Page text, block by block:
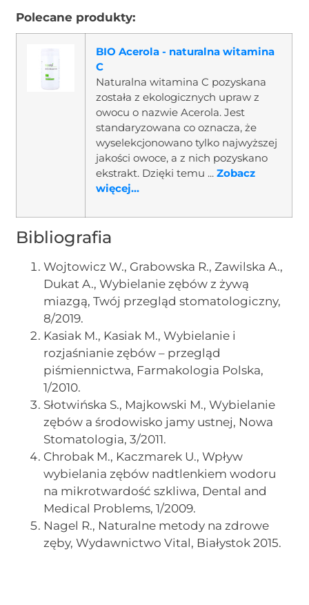
Polecane produkty:
BIO Acerola - naturalna witamina
C
Naturalna witamina C pozyskana
została z ekologicznych upraw z
owocu o nazwie Acerola. Jest
standaryzowana co oznacza, że
wyselekcjonowano tylko najwyższej
jakości owoce, a z nich pozyskano
ekstrakt. Dzięki temu ...Zobacz
więcej...
Bibliografia
Wojtowicz W., Grabowska R., Zawilska A.,
Dukat A., Wybielanie zębów z żywą
miazgą, Twój przegląd stomatologiczny,
8/2019.
Kasiak M., Kasiak M., Wybielanie i
rozjaśnianie zębów – przegląd
piśmiennictwa, Farmakologia Polska,
1/2010.
Słotwińska S., Majkowski M., Wybielanie
zębów a środowisko jamy ustnej, Nowa
Stomatologia, 3/2011.
Chrobak M., Kaczmarek U., Wpływ
wybielania zębów nadtlenkiem wodoru
na mikrotwardość szkliwa, Dental and
Medical Problems, 1/2009.
Nagel R., Naturalne metody na zdrowe
zęby, Wydawnictwo Vital, Białystok 2015.